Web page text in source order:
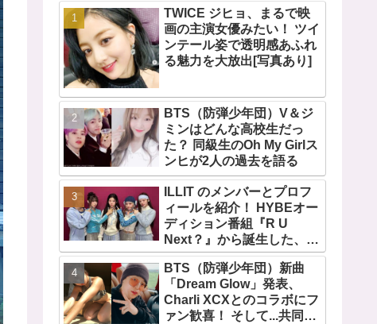
TWICE ジヒョ、まるで映
画の主演女優みたい！ ツイ
ンテール姿で透明感あふれ
る魅力を大放出[写真あり]
BTS（防弾少年団）V＆ジ
ミンはどんな高校生だっ
た？ 同級生のOh My Girlス
ンヒが2人の過去を語る
ILLIT のメンバーとプロフ
ィールを紹介！ HYBEオー
ディション番組『R U
Next？』から誕生した、日
本人のイロハとモカを含む
5人組ガールズグループ！
デビュー曲「Magnetic」が
いきなりの大ヒット
BTS（防弾少年団）新曲
「Dream Glow」発表、
Charli XCXとのコラボにフ
ァン歓喜！ そして...共同制